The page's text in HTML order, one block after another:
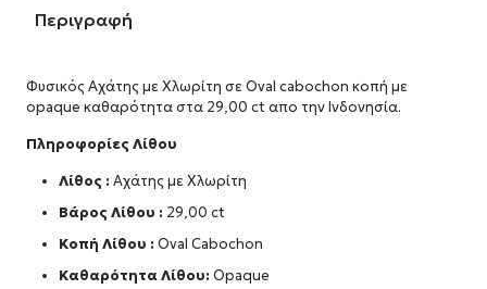
Περιγραφή
Φυσικός Αχάτης με Χλωρίτη σε Oval cabochon κοπή με
opaque καθαρότητα στα 29,00 ct απο την Ινδονησία.
Πληροφορίες Λίθου
Λίθος : Αχάτης με Χλωρίτη
Βάρος Λίθου : 29,00 ct
Κοπή Λίθου :Oval Cabochon
Καθαρότητα Λίθου: Opaque